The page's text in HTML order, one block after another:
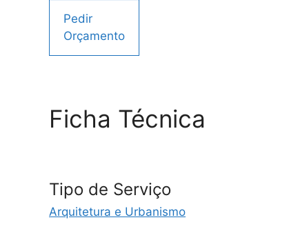
Pedir
Orçamento
Ficha Técnica
Tipo de Serviço
Arquitetura e Urbanismo